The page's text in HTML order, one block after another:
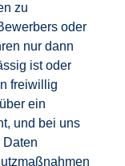
zu
oder
nur dann
ist oder
freiwillig
ein
und bei uns
Daten